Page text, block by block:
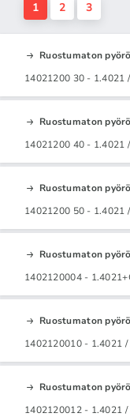
1
2 3
Ruostumaton
14021200 30 - 1.4021
Ruostumaton
14021200 40 - 1.4021
Ruostumaton
14021200 50 - 1.4021
Ruostumaton
1402120004 -
Ruostumaton
1402120010 - 1.4021 /
Ruostumaton
1402120012 - 1.4021 /